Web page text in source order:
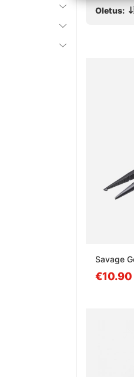
Oletus:
Savage
€10.90